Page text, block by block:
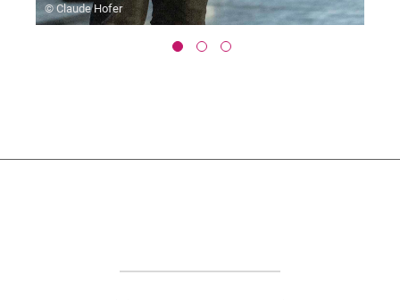
© Claude Hofer